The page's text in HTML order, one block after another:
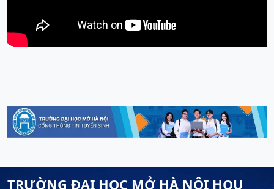
TRƯỜNG ĐẠI HỌC MỞ HÀ NỘI HOU